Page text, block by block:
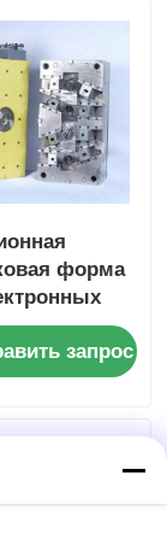
форма
-
форма
запрос